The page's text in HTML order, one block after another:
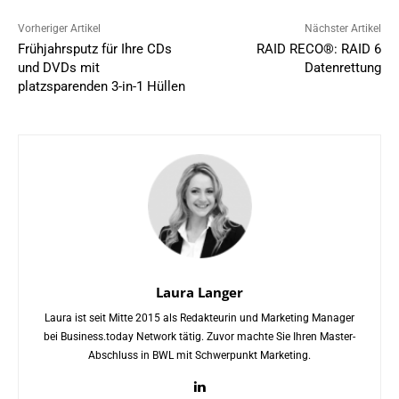
Vorheriger Artikel
Frühjahrsputz für Ihre CDs
und DVDs mit
platzsparenden 3-in-1 Hüllen
Nächster Artikel
RAID RECO®: RAID 6
Datenrettung
Laura Langer
Laura ist seit Mitte 2015 als Redakteurin und Marketing Manager
bei Business.today Network tätig. Zuvor machte Sie Ihren Master-
Abschluss in BWL mit Schwerpunkt Marketing.